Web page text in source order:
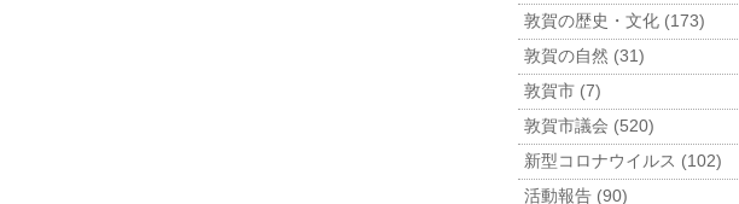
敦賀の歴史・文化 (173)
敦賀の自然 (31)
敦賀市 (7)
敦賀市議会 (520)
新型コロナウイルス (102)
活動報告 (90)